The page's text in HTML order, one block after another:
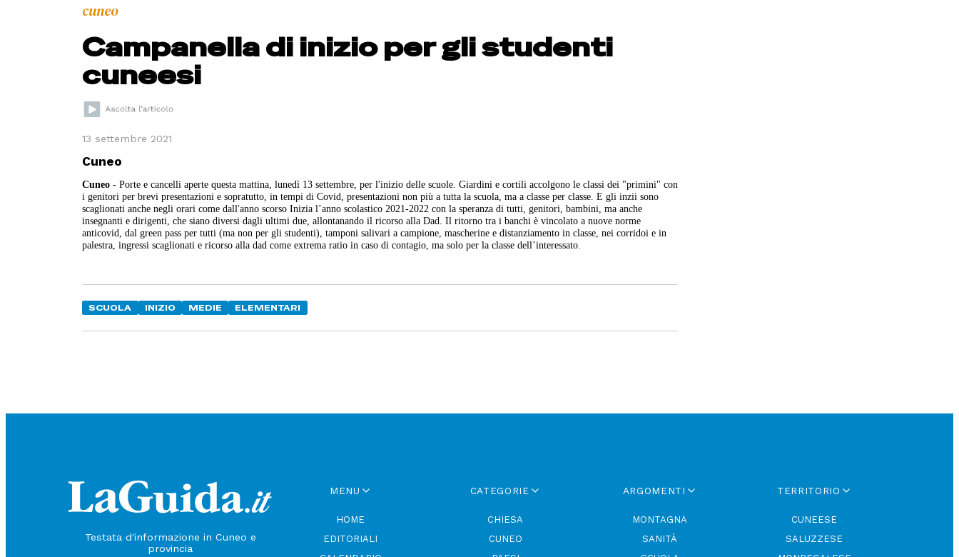
cuneo
Campanella di inizio per gli studenti
cuneesi
13 settembre 2021
Cuneo
Cuneo - Porte e cancelli aperte questa mattina, lunedì 13 settembre, per l'inizio delle scuole. Giardini e cortili accolgono le classi dei "primini" con
i genitori per brevi presentazioni e sopratutto, in tempi di Covid, presentazioni non più a tutta la scuola, ma a classe per classe. E gli inzii sono
scaglionati anche negli orari come dall'anno scorso Inizia l’anno scolastico 2021-2022 con la speranza di tutti, genitori, bambini, ma anche
insegnanti e dirigenti, che siano diversi dagli ultimi due, allontanando il ricorso alla Dad. Il ritorno tra i banchi è vincolato a nuove norme
anticovid, dal green pass per tutti (ma non per gli studenti), tamponi salivari a campione, mascherine e distanziamento in classe, nei corridoi e in
palestra, ingressi scaglionati e ricorso alla dad come extrema ratio in caso di contagio, ma solo per la classe dell’interessato.
SCUOLA INIZIO MEDIE ELEMENTARI
Testata d'informazione in Cuneo e
provincia
MENU
HOME
EDITORIALI
CATEGORIE
CHIESA
CUNEO
ARGOMENTI
MONTAGNA
SANITÀ
TERRITORIO
CUNEESE
SALUZZESE